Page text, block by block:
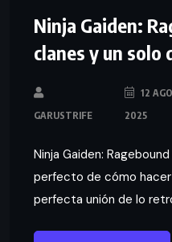
Ninja Gaiden:
clanes y un solo
GARUSTRIFE
12
2025
Ninja Gaiden:
perfecto de cómo hacer
perfecta unión de lo